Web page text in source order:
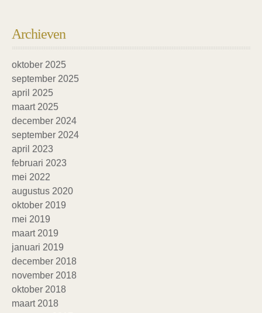
Archieven
oktober 2025
september 2025
april 2025
maart 2025
december 2024
september 2024
april 2023
februari 2023
mei 2022
augustus 2020
oktober 2019
mei 2019
maart 2019
januari 2019
december 2018
november 2018
oktober 2018
maart 2018